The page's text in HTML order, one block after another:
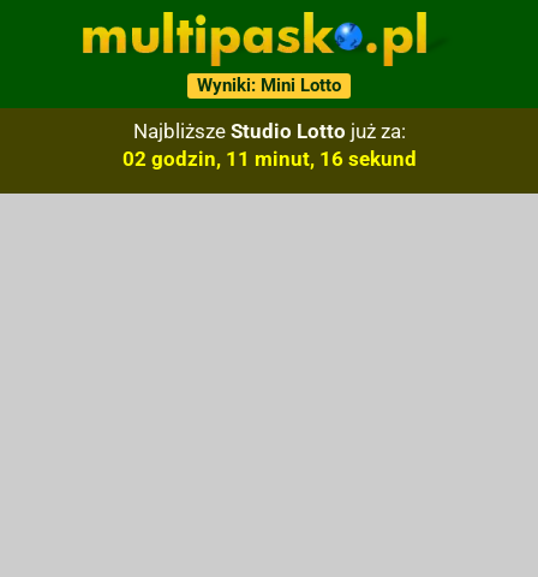
Wyniki: Mini Lotto
Najbliższe Studio Lotto już za:
02 godzin, 11 minut, 15 sekund